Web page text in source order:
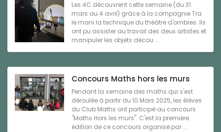
Les 4C découvrent cette semaine (du 31
mars au 4 avril) grâce à la compagnie Tra
le mani la technique du théâtre d'ombres. Ils
ont pu assister au travail des deux artistes et
manipuler les objets décou ...
Concours Maths hors les murs
Pendant la semaine des maths qui s'est
déroulée à partir du 10 Mars 2025, les élèves
du Club Maths ont participé au concours
"Maths Hors les murs". C'est la première
édition de ce concours organisé par ...